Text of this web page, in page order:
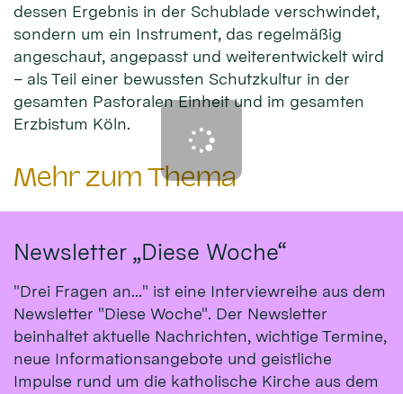
dessen Ergebnis in der Schublade verschwindet,
sondern um ein Instrument, das regelmäßig
angeschaut, angepasst und weiterentwickelt wird
– als Teil einer bewussten Schutzkultur in der
gesamten Pastoralen Einheit und im gesamten
Erzbistum Köln.
Mehr zum Thema
Newsletter „Diese Woche“
"Drei Fragen an..." ist eine Interviewreihe aus dem
Newsletter "Diese Woche". Der Newsletter
beinhaltet aktuelle Nachrichten, wichtige Termine,
neue Informationsangebote und geistliche
Impulse rund um die katholische Kirche aus dem